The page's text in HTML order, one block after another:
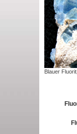
Blauer